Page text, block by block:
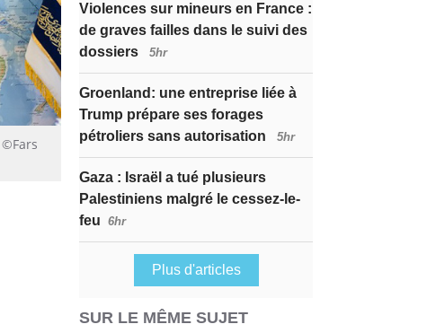
Violences sur mineurs en France :
de graves failles dans le suivi des
dossiers
5hr
Groenland: une entreprise liée à
Trump prépare ses forages
pétroliers sans autorisation
5hr
Gaza : Israël a tué plusieurs
Palestiniens malgré le cessez-le-
feu 6hr
Plus d'articles
SUR LE MÊME SUJET